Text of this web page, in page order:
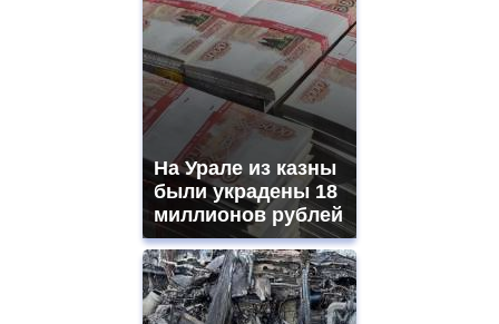
На Урале из казны
были украдены 18
миллионов рублей